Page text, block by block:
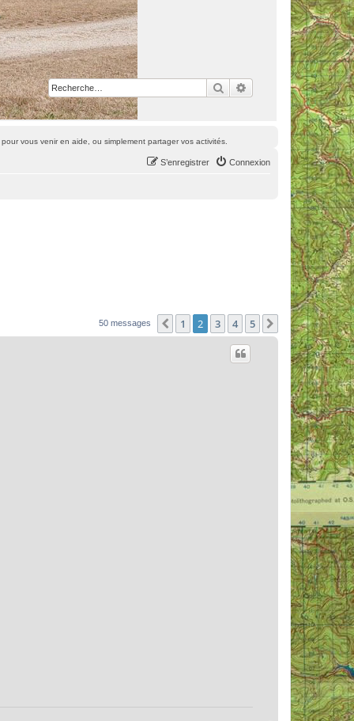
RechercherRecherche avancée
vous venir en aide, ou simplement partager vos activités.
Connexion
S’enregistrer
50 messages Précédente
1 2 3 4 5 Suivante